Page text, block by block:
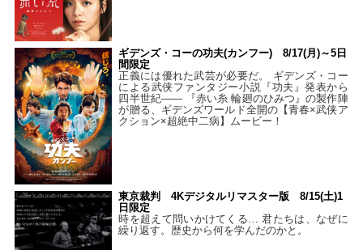
ギデンズ・コーの功夫(カンフー) 8/17(月)～5日
間限定
正義には優れた武芸が必要だ。 ギデンズ・コー
による武侠ファンタジー小説『功夫』発表から
四半世紀―― 『赤い糸 輪廻のひみつ』の製作陣
が贈る、ギデンズワールド全開の【青春×武侠ア
クション×超絶中二病】ムービー！
東京裁判 4Kデジタルリマスター版 8/15(土)1
日限定
時を超えて問いかけてくる… 君たちは、なぜに
繰り返す。歴史から何を学んだのかと。